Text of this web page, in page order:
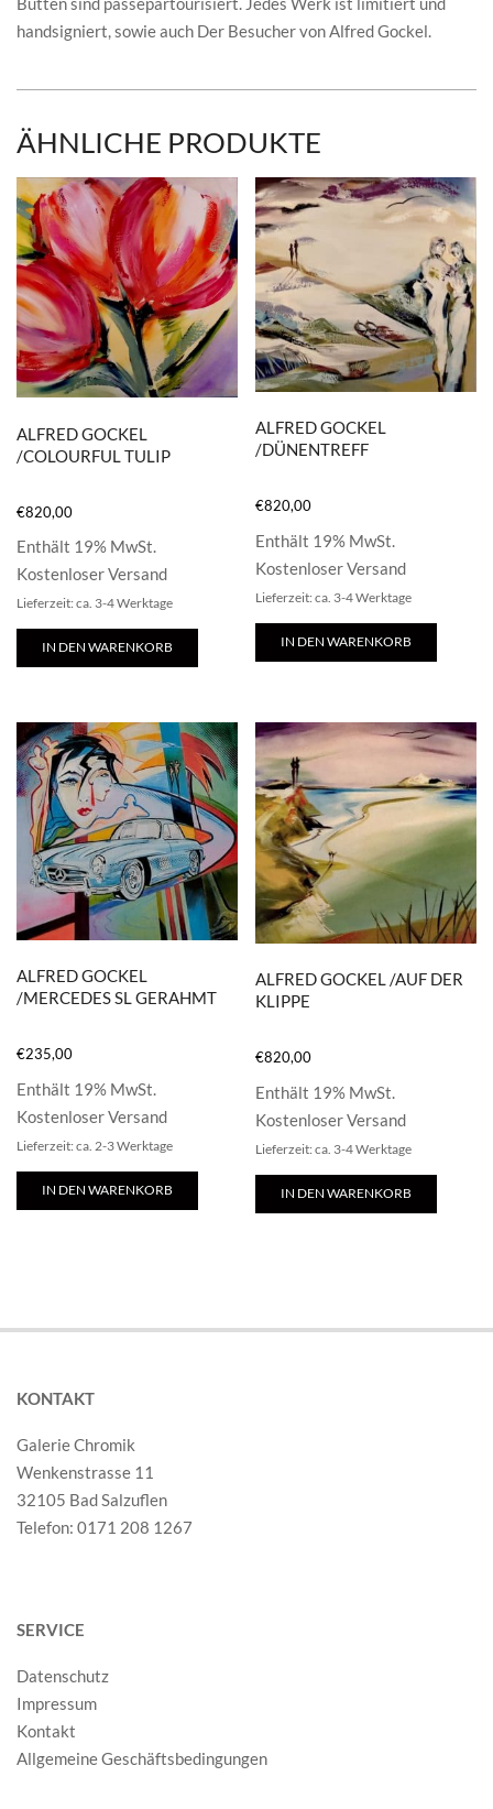
handsigniert, sowie auch Der Besucher von Alfred Gockel.
ÄHNLICHE PRODUKTE
ALFRED GOCKEL
/COLOURFUL TULIP
€820,00
Enthält 19% MwSt.
Kostenloser Versand
Lieferzeit: ca. 3-4 Werktage
IN DEN WARENKORB
ALFRED GOCKEL
/DÜNENTREFF
€820,00
Enthält 19% MwSt.
Kostenloser Versand
Lieferzeit: ca. 3-4 Werktage
IN DEN WARENKORB
ALFRED GOCKEL
/MERCEDES SL GERAHMT
€235,00
Enthält 19% MwSt.
Kostenloser Versand
Lieferzeit: ca. 2-3 Werktage
IN DEN WARENKORB
ALFRED GOCKEL /AUF DER
KLIPPE
€820,00
Enthält 19% MwSt.
Kostenloser Versand
Lieferzeit: ca. 3-4 Werktage
IN DEN WARENKORB
KONTAKT
Galerie Chromik
Wenkenstrasse 11
32105 Bad Salzuflen
Telefon: 0171 208 1267
SERVICE
Datenschutz
Impressum
Kontakt
Allgemeine Geschäftsbedingungen